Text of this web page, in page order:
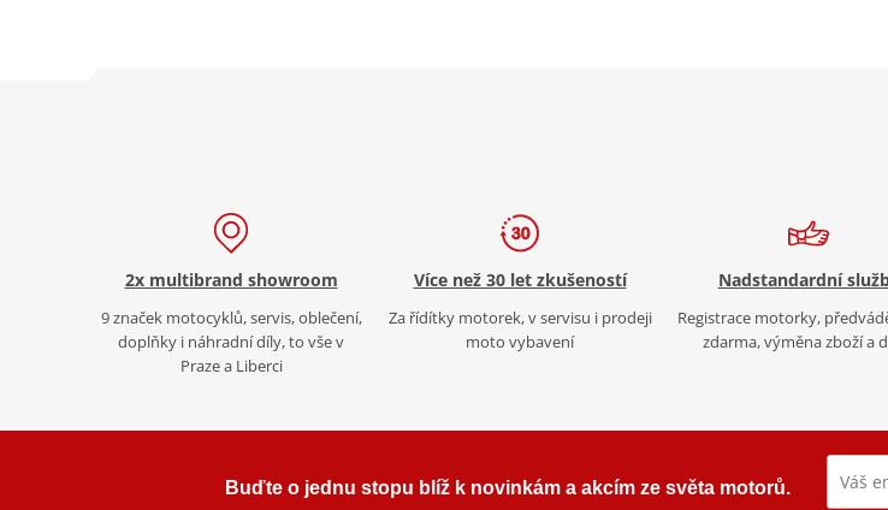
2x multibrand showroom
9 značek motocyklů, servis, oblečení,
doplňky i náhradní díly, to vše v
Praze a Liberci
Více než 30 let zkušeností
Za řídítky motorek, v servisu i prodeji
moto vybavení
Nadstandardní
Registrace motorky,
zdarma, výměna zboží a
Buďte o jednu stopu blíž k novinkám a akcím ze světa motorů.